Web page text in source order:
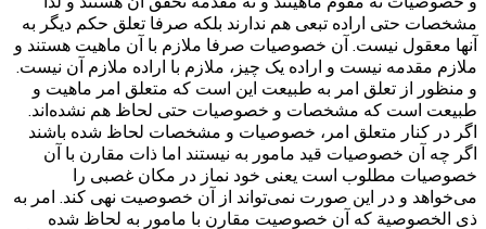
مشخصات حتی اراده تبعی هم ندارند بلکه صرفا تعلق حکم دیگر به
آنها معقول نیست. آن خصوصیات صرفا ملازم با آن ماهیت هستند و
ملازم مقدمه نیست و اراده یک چیز، ملازم با اراده ملازم آن نیست.
و منظور از تعلق امر به طبیعت این است که متعلق امر ماهیت و
طبیعت است که مشخصات و خصوصیات حتی لحاظ هم نشده‌اند.
اگر در کنار متعلق امر، خصوصیات و مشخصات لحاظ شده باشند
اگر چه آن خصوصیات قید مامور به نیستند اما ذات مقارن با آن
خصوصیات مطلوب است یعنی خود نماز در مکان غصبی را
می‌خواهد و در این صورت نمی‌تواند از آن خصوصیت نهی کند. امر به
ذی الخصوصیة که آن خصوصیت مقارن با مامور به لحاظ شده